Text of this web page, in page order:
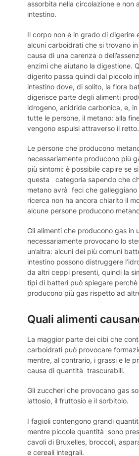
assorbita nella circolazione e non
intestino.
Il corpo non è in grado di digerire
alcuni carboidrati che si trovano
causa di una carenza o
enzimi che aiutano la digestione.
digerito passa quindi dal piccolo
intestino dove, di solito, la flora
digerisce parte degli alimenti
idrogeno, anidride carbonica, e,
tutte le persone, il metano: alla
vengono espulsi attraverso il retto.
Le persone che producono
necessariamente producono più
più sintomi: è possibile capire se
questa categoria sapendo che
metano avrà feci che galleggiano
ricerca non ha ancora chiarito il
alcune persone producono
Gli alimenti che producono gas in
necessariamente provocano lo
un’altra: alcuni dei più comuni
intestino possono distruggere
da altri ceppi presenti, quindi la
tipi di batteri può spiegare perchè
producono più gas rispetto ad
Quali alimenti
La maggior parte dei cibi che
carboidrati può provocare
mentre, al contrario, i grassi e le
causa di quantità trascurabili.
Gli zuccheri che provocano gas
lattosio, il fruttosio e il sorbitolo.
I fagioli contengono grandi
mentre piccole quantità sono
cavoli di Bruxelles, broccoli,
e cereali integrali.